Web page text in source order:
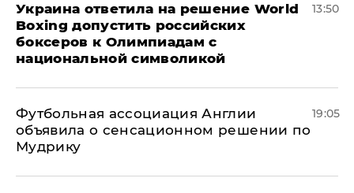
Украина ответила на решение World
Boxing допустить российских
боксеров к Олимпиадам с
национальной символикой
13:50
Футбольная ассоциация Англии
объявила о сенсационном решении по
Мудрику
19:05